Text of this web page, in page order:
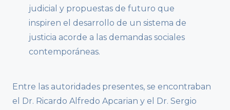
judicial y propuestas de futuro que
inspiren el desarrollo de un sistema de
justicia acorde a las demandas sociales
contemporáneas.
Entre las autoridades presentes, se encontraban
el Dr. Ricardo Alfredo Apcarian y el Dr. Sergio